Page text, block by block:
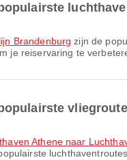
Brandenburg zijn de
je reiservaring te
Athene naar